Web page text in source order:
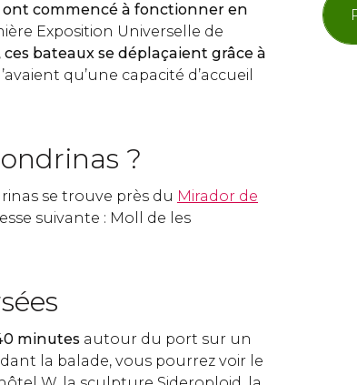
ont commencé à fonctionner en
Exposition Universelle de
ces bateaux se déplaçaient grâce à
qu’une capacité d’accueil
?
se trouve près du Mirador de
suivante : Moll de les
minutes autour du port sur un
la balade, vous pourrez voir le